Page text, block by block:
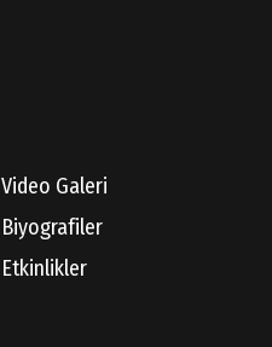
Video Galeri
Biyografiler
Etkinlikler